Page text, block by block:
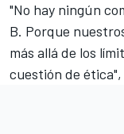
"No hay ningún
B. Porque
más allá de los
cuestión de ética",